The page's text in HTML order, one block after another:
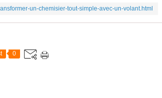
un-chemisier-tout-simple-avec-un-volant.html
0